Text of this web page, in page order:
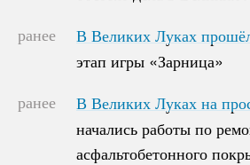
ранее
В Великих Луках
этап игры «Зарница»
В Великих Луках
этап игры «Зарница»
ранее
В Великих Луках на
начались работы по
асфальтобетонного
В Великих Луках на
начались работы по
асфальтобетонного